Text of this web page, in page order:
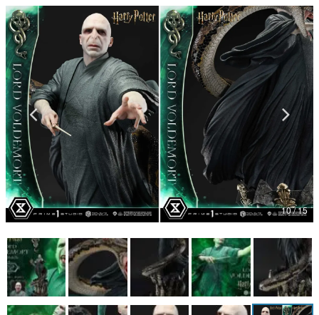
なんでゲームは面白い？
ゲーム開発者・hamatsu氏がゲームの魅力を画面や操作の
具体的な形から解き明かしていく、硬派で骨太な評論連載
です。
ゲームが変えた日本語
「経験値」「裏技」「ラスボス」… ゲームにまつわる言葉
の起源や用法の変遷を、コンピューター文化史研究家・タ
イニーP氏が徹底調査。
カテゴリ
特集記事
マンガ
女性向け
アプリレビュー
その他
10 / 15